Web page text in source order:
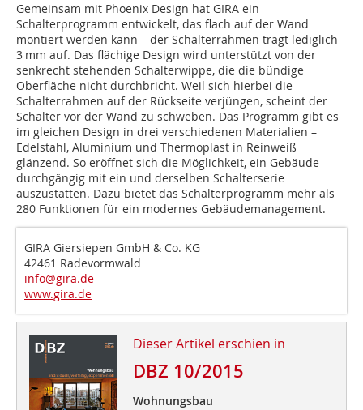
Gemeinsam mit Phoenix Design hat GIRA ein
Schalterprogramm entwickelt, das flach auf der Wand
montiert werden kann – der Schalterrahmen trägt lediglich
3 mm auf. Das flächige Design wird unterstützt von der
senkrecht stehenden Schalterwippe, die die bündige
Oberfläche nicht durchbricht. Weil sich hierbei die
Schalterrahmen auf der Rückseite verjüngen, scheint der
Schalter vor der Wand zu schweben. Das Programm gibt es
im gleichen Design in drei verschiedenen Materialien –
Edelstahl, Aluminium und Thermoplast in Reinweiß
glänzend. So eröffnet sich die Möglichkeit, ein Gebäude
durchgängig mit ein und derselben Schalterserie
auszustatten. Dazu bietet das Schalterprogramm mehr als
280 Funktionen für ein modernes Gebäudemanagement.
GIRA Giersiepen GmbH & Co. KG
42461 Radevormwald
info@gira.de
www.gira.de
Dieser Artikel erschien in
DBZ 10/2015
Wohnungsbau